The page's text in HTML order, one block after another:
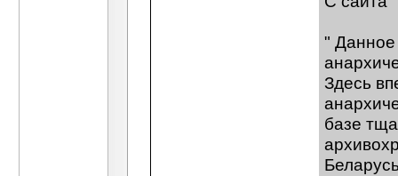
" Данное
Здесь
базе